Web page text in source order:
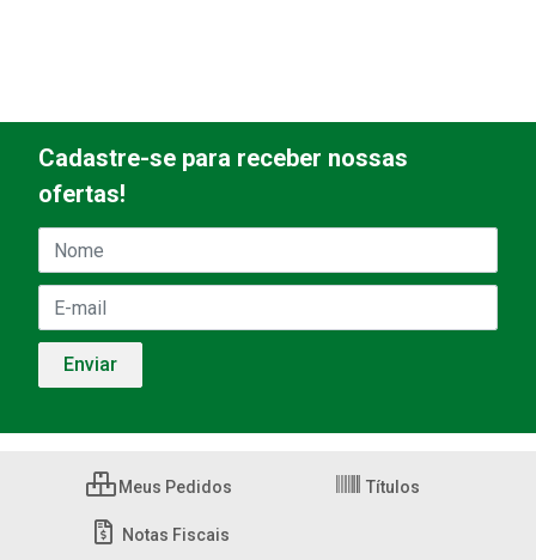
Cadastre-se para receber nossas
ofertas!
Meus Pedidos Títulos
Notas Fiscais